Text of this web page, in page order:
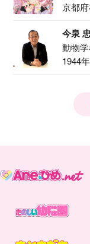
京都
今泉
動物
1944